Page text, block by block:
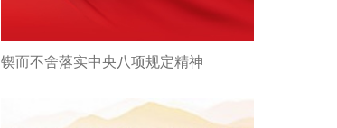
锲而不舍落实中央八项规定精神